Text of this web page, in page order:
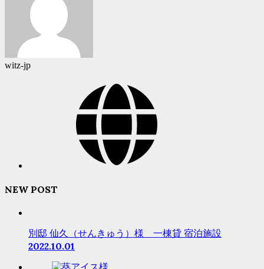
witz-jp
NEW POST
別邸 仙久（せんきゅう）様 一棟貸 宿泊施設
2022.10.01